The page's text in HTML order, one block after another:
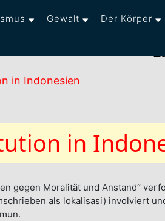
Es
Gewalt Der Körper
in Indonesien
in
gegen Moralität und Anstand“
als lokalisasi) involviert